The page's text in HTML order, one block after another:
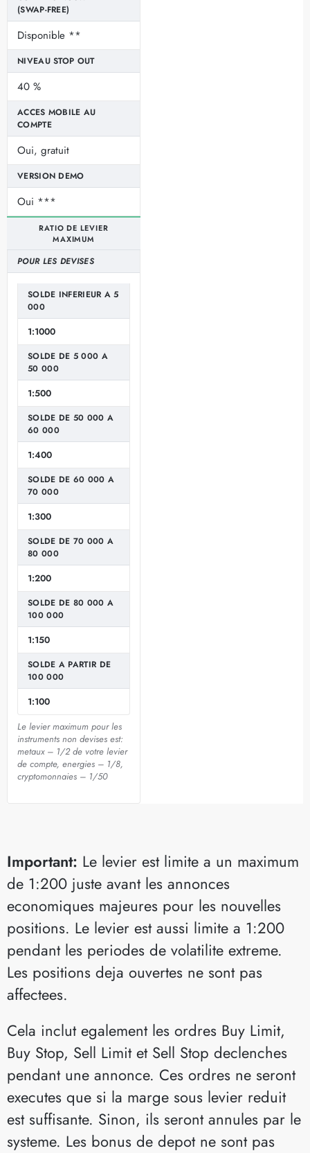
(SWAP-FREE)
Disponible **
NIVEAU STOP OUT
40 %
ACCES MOBILE AU
COMPTE
Oui, gratuit
VERSION DEMO
Oui ***
RATIO DE LEVIER
MAXIMUM
POUR LES DEVISES
SOLDE INFERIEUR A 5
000
1:1000
SOLDE DE 5 000 A
50 000
1:500
SOLDE DE 50 000 A
60 000
1:400
SOLDE DE 60 000 A
70 000
1:300
SOLDE DE 70 000 A
80 000
1:200
SOLDE DE 80 000 A
100 000
1:150
SOLDE A PARTIR DE
100 000
1:100
Le levier maximum pour les
instruments non devises est:
metaux – 1/2 de votre levier
de compte, energies – 1/8,
cryptomonnaies – 1/50
Important: Le levier est limite a un maximum
de 1:200 juste avant les annonces
economiques majeures pour les nouvelles
positions. Le levier est aussi limite a 1:200
pendant les periodes de volatilite extreme.
Les positions deja ouvertes ne sont pas
affectees.
Cela inclut egalement les ordres Buy Limit,
Buy Stop, Sell Limit et Sell Stop declenches
pendant une annonce. Ces ordres ne seront
executes que si la marge sous levier reduit
est suffisante. Sinon, ils seront annules par le
systeme. Les bonus de depot ne sont pas